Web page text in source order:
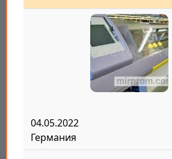
04.05.2022
Германия